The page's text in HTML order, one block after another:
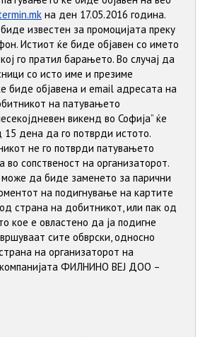
на ден 17.05.2016 година.
известен за промоцијата преку
Истиот ќе биде објавен со името
го пратил барањето. Во случај да
со исто име и презиме
биде објавена и email адресата на
на патувањето
викенд во Софија” ќе
15 дена да го потврди истото.
не го потврди патувањето
во сопственост на организаторот.
да биде заменето за парични
на подигнување на картите
страна на добитникот, или пак од
кое е овластено да ја подигне
сите обврски, односно
на организаторот на
ФИЛНИНО ВЕЈ ДОО –